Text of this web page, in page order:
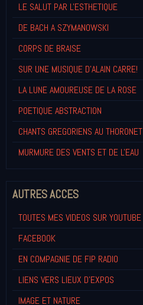
LE SALUT PAR L'ESTHETIQUE
DE BACH A SZYMANOWSKI
CORPS DE BRAISE
SUR UNE MUSIQUE D'ALAIN CARRE!
LA LUNE AMOUREUSE DE LA ROSE
POETIQUE ABSTRACTION
CHANTS GREGORIENS AU THORONET
MURMURE DES VENTS ET DE L'EAU
AUTRES ACCES
TOUTES MES VIDEOS SUR YOUTUBE
FACEBOOK
EN COMPAGNIE DE FIP RADIO
LIENS VERS LIEUX D'EXPOS
IMAGE ET NATURE